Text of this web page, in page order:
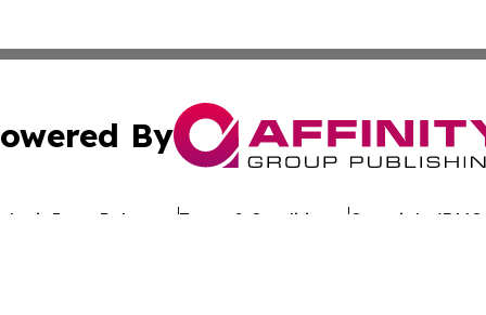
By
Press Release Terms & Conditions Copyright/